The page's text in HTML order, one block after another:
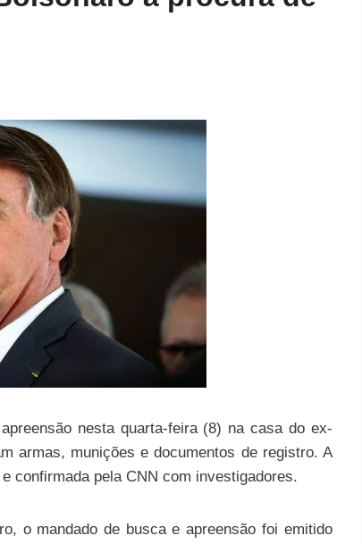
nesta quarta-feira (8) na casa do ex-
armas, munições e documentos de registro. A
confirmada pela CNN com investigadores.
o mandado de busca e apreensão foi emitido